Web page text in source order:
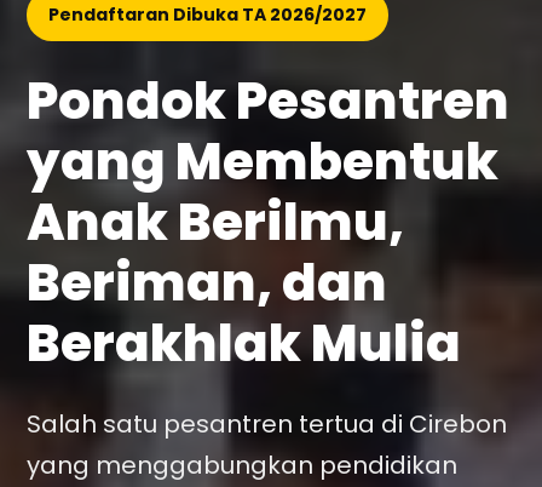
Pendaftaran Dibuka TA 2026/2027
Pondok Pesantren
yang Membentuk
Anak Berilmu,
Beriman, dan
Berakhlak Mulia
Salah satu pesantren tertua di Cirebon
yang menggabungkan pendidikan